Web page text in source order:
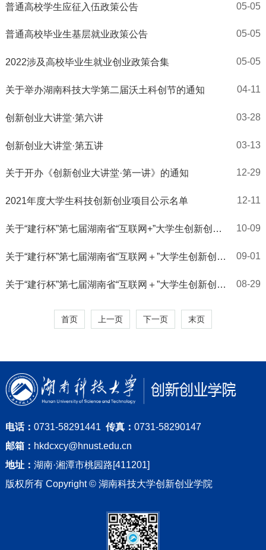
普通高校学生应征入伍政策公告 05-05
普通高校毕业生基层就业政策公告 05-05
2022涉及高校毕业生就业创业政策合集 05-05
关于举办湖南科技大学第二届沃土科创节的通知 04-11
创新创业大讲堂·第六讲 03-28
创新创业大讲堂·第五讲 03-13
关于开办《创新创业大讲堂·第一讲》的通知 12-29
2021年度大学生科技创新创业项目公示名单 12-11
关于“建行杯”第七届湖南省“互联网+”大学生创新创业
10-09
关于“建行杯”第七届湖南省“互联网＋”大学生创新创业
09-01
关于“建行杯”第七届湖南省“互联网＋”大学生创新创业
08-29
首页 上一页 下一页 末页
电话： 0731-58291441 传真： 0731-58290147
邮箱： hkdcxcy@hnust.edu.cn
地址： 湖南·湘潭市桃园路[411201]
版权所有 Copyright © 湖南科技大学创新创业学院